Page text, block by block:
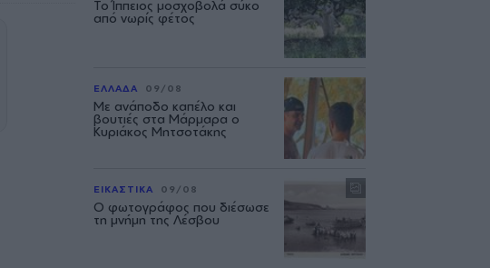
Το Ίππειος μοσχοβολά σύκο
από νωρίς φέτος
ΕΛΛΑΔΑ 09/08
Με ανάποδο καπέλο και
βουτιές στα Μάρμαρα ο
Κυριάκος Μητσοτάκης
ΕΙΚΑΣΤΙΚΑ 09/08
Ο φωτογράφος που διέσωσε
τη μνήμη της Λέσβου